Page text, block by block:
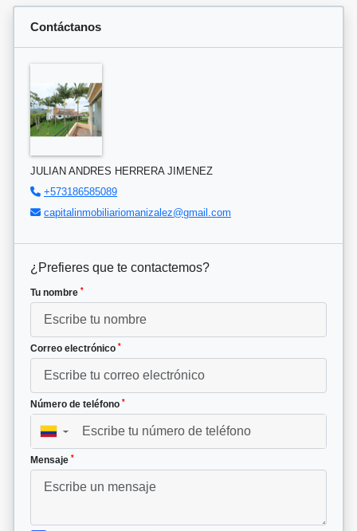
Contáctanos
JULIAN ANDRES HERRERA JIMENEZ
+573186585089
capitalinmobiliariomanizalez@gmail.com
¿Prefieres que te contactemos?
Tu nombre *
Correo electrónico *
Número de teléfono *
▼
Mensaje *